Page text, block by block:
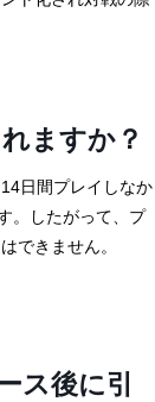
ますか？
日間プレイしなか
。したがって、プ
できません。
ス後に引